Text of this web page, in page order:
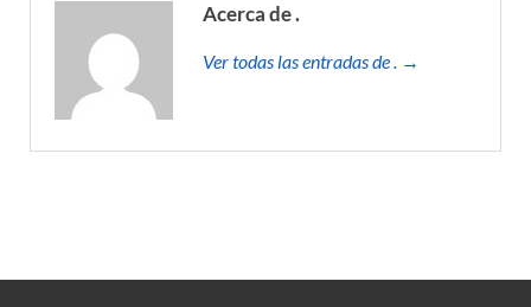
Acerca de .
Ver todas las entradas de . →